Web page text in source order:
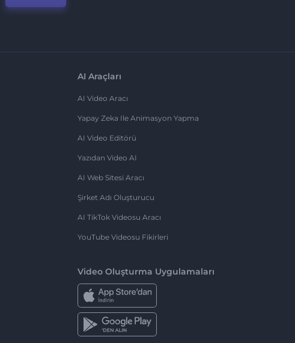
AI Araçları
AI Video Aracı
Yapay Zeka Ile Animasyon Yapma
AI Video Editörü
Yazıdan Video AI
AI Web Sitesi Aracı
Şirket Adı Oluşturucu
AI TikTok Videosu Aracı
YouTube Videosu Fikirleri
Video Oluşturma Uygulamaları